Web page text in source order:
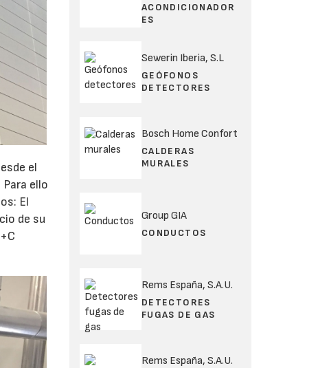
el
ello
El
de su
ACONDICIONADOR
ES
Sewerin Iberia, S.L
GEÓFONOS
DETECTORES
Bosch Home Confort
CALDERAS
MURALES
Group GIA
CONDUCTOS
Rems España, S.A.U.
DETECTORES
FUGAS DE GAS
Rems España, S.A.U.